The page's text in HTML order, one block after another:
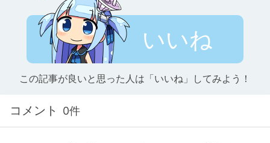
いいね
この記事が良いと思った人は「いいね」してみよう！
コメント 0件